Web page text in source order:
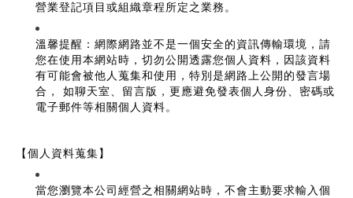
營業登記項目或組織章程所定之業務。
溫馨提醒：網際網路並不是一個安全的資訊傳輸環境，請
您在使用本網站時，切勿公開透露您個人資料，因該資料
有可能會被他人蒐集和使用，特別是網路上公開的發言場
合， 如聊天室、留言版，更應避免發表個人身份、密碼或
電子郵件等相關個人資料。
【個人資料蒐集】
當您瀏覽本公司經營之相關網站時，不會主動要求輸入個